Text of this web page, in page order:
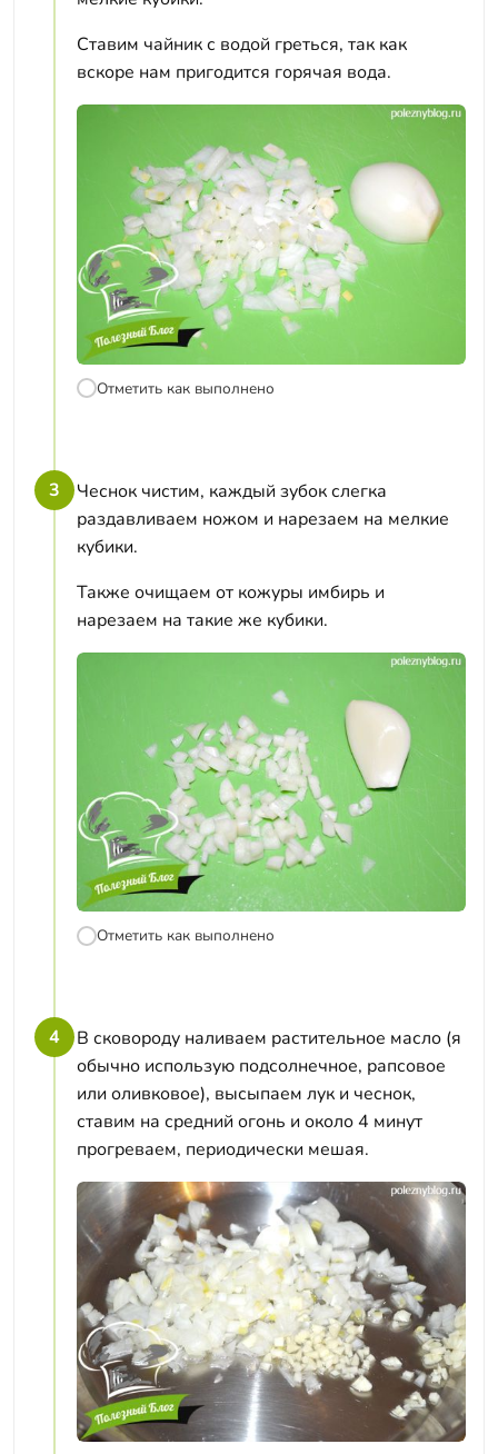
Ставим чайник с водой греться, так как
вскоре нам пригодится горячая вода.
Отметить как выполнено
3
Чеснок чистим, каждый зубок слегка
раздавливаем ножом и нарезаем на мелкие
кубики.
Также очищаем от кожуры имбирь и
нарезаем на такие же кубики.
Отметить как выполнено
4
В сковороду наливаем растительное масло (я
обычно использую подсолнечное, рапсовое
или оливковое), высыпаем лук и чеснок,
ставим на средний огонь и около 4 минут
прогреваем, периодически мешая.